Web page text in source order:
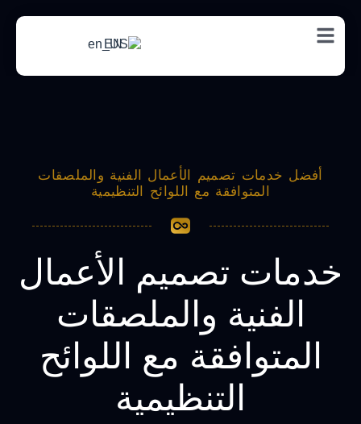
EN
أفضل خدمات تصميم الأعمال الفنية والملصقات
المتوافقة مع اللوائح التنظيمية
خدمات تصميم الأعمال
الفنية والملصقات
المتوافقة مع اللوائح
التنظيمية